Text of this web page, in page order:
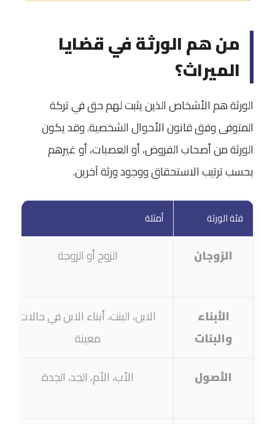
من هم الورثة في قضايا
الميراث؟
الورثة هم الأشخاص الذين يثبت لهم حق في تركة
المتوفى وفق قانون الأحوال الشخصية. وقد يكون
الورثة من أصحاب الفروض، أو العصبات، أو غيرهم
بحسب ترتيب الاستحقاق ووجود ورثة آخرين.
فئة الورثة أمثلة
الزوجان الزوج أو الزوجة
الأبناء
والبنات
الابن، البنت، أبناء الابن في حالات
معينة
الأصول
الأب، الأم، الجد، الجدة